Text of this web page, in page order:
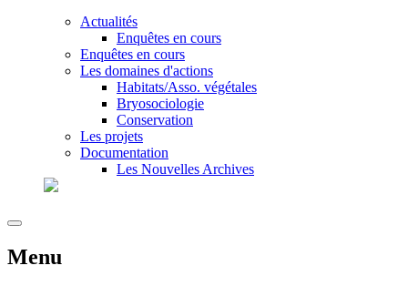
Actualités
Enquêtes en cours
Enquêtes en cours
Les domaines d'actions
Habitats/Asso. végétales
Bryosociologie
Conservation
Les projets
Documentation
Les Nouvelles Archives
Menu